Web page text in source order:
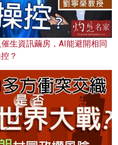
生資訊繭房，AI能避開相同
？